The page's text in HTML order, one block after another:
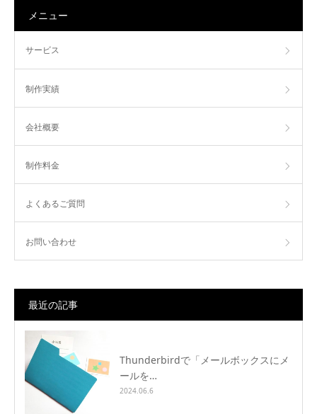
メニュー
サービス
制作実績
会社概要
制作料金
よくあるご質問
お問い合わせ
最近の記事
Thunderbirdで「メールボックスにメ
ールを…
2024.06.6